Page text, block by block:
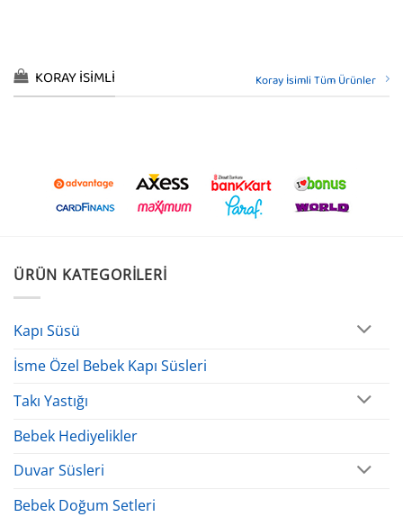
KORAY İSIMLI Koray İsimli Tüm Ürünler
ÜRÜN KATEGORILERI
Kapı Süsü
İsme Özel Bebek Kapı Süsleri
Takı Yastığı
Bebek Hediyelikler
Duvar Süsleri
Bebek Doğum Setleri